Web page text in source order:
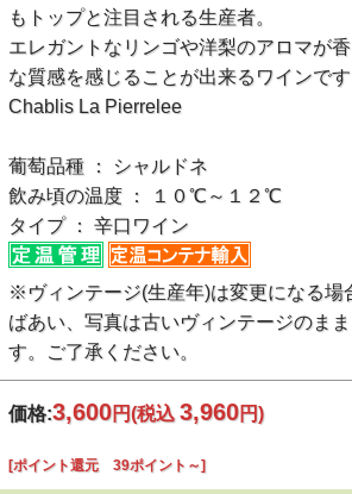
もトップと注目される生産者。
エレガントなリンゴや洋梨のアロマが
な質感を感じることが出来るワインです
Chablis La Pierrelee
葡萄品種 ： シャルドネ
飲み頃の温度 ： １０℃～１２℃
タイプ ： 辛口ワイン
※ヴィンテージ(生産年)は変更になる場
ばあい、写真は古いヴィンテージのま
す。ご了承ください。
価格:3,600円(税込 3,960円)
[ポイント還元 39ポイント～]